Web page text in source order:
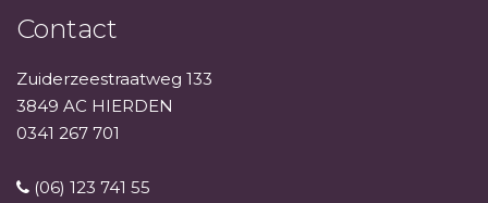
Contact
Zuiderzeestraatweg 133
3849 AC HIERDEN
0341 267 701
(06) 123 741 55